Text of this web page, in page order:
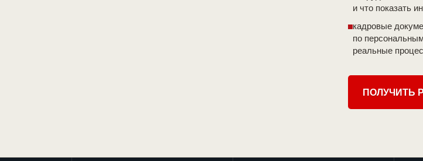
и что показать
кадровые
по
реальные
ПОЛУЧИТЬ